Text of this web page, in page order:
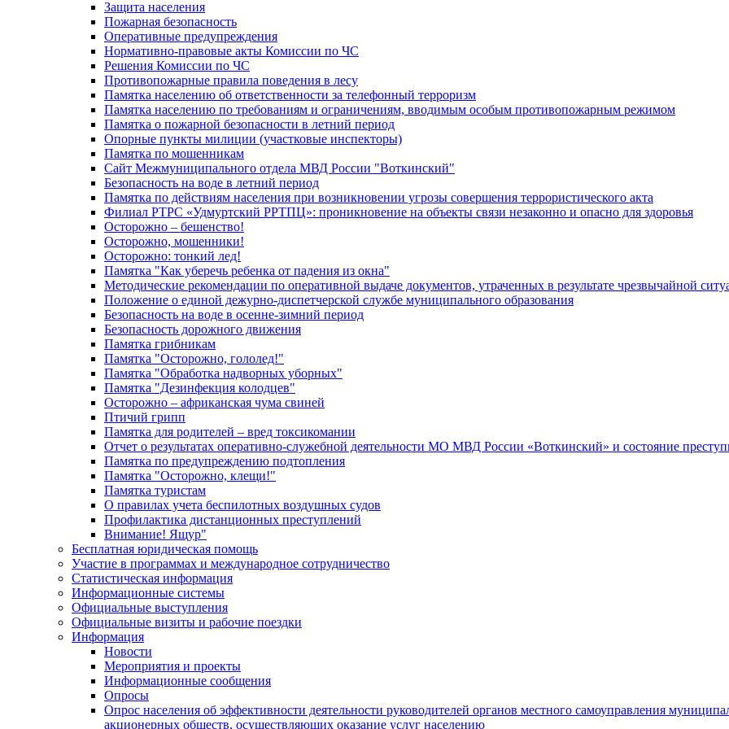
Защита населения
Пожарная безопасность
Оперативные предупреждения
Нормативно-правовые акты Комиссии по ЧС
Решения Комиссии по ЧС
Противопожарные правила поведения в лесу
Памятка населению об ответственности за телефонный терроризм
Памятка населению по требованиям и ограничениям, вводимым особым противопожарным режимом
Памятка о пожарной безопасности в летний период
Опорные пункты милиции (участковые инспекторы)
Памятка по мошенникам
Сайт Межмуниципального отдела МВД России "Воткинский"
Безопасность на воде в летний период
Памятка по действиям населения при возникновении угрозы совершения террористического акта
Филиал РТРС «Удмуртский РРТПЦ»: проникновение на объекты связи незаконно и опасно для здоровья
Осторожно – бешенство!
Осторожно, мошенники!
Осторожно: тонкий лед!
Памятка "Как уберечь ребенка от падения из окна"
Методические рекомендации по оперативной выдаче документов, утраченных в результате чрезвычайной
Положение о единой дежурно-диспетчерской службе муниципального образования
Безопасность на воде в осенне-зимний период
Безопасность дорожного движения
Памятка грибникам
Памятка "Осторожно, гололед!"
Памятка "Обработка надворных уборных"
Памятка "Дезинфекция колодцев"
Осторожно – африканская чума свиней
Птичий грипп
Памятка для родителей – вред токсикомании
Отчет о результатах оперативно-служебной деятельности МО МВД России «Воткинский» и состояние
Памятка по предупреждению подтопления
Памятка "Осторожно, клещи!"
Памятка туристам
О правилах учета беспилотных воздушных судов
Профилактика дистанционных преступлений
Внимание! Ящур"
Бесплатная юридическая помощь
Участие в программах и международное сотрудничество
Статистическая информация
Информационные системы
Официальные выступления
Официальные визиты и рабочие поездки
Информация
Новости
Мероприятия и проекты
Информационные сообщения
Опросы
Опрос населения об эффективности деятельности руководителей органов местного самоуправления
акционерных обществ, осуществляющих оказание услуг населению